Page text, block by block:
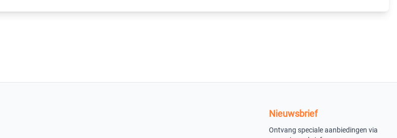
Nieuwsbrief
Ontvang speciale aanbiedingen via